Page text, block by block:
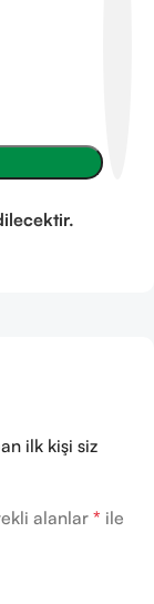
ilk kişi siz
alanlar* ile